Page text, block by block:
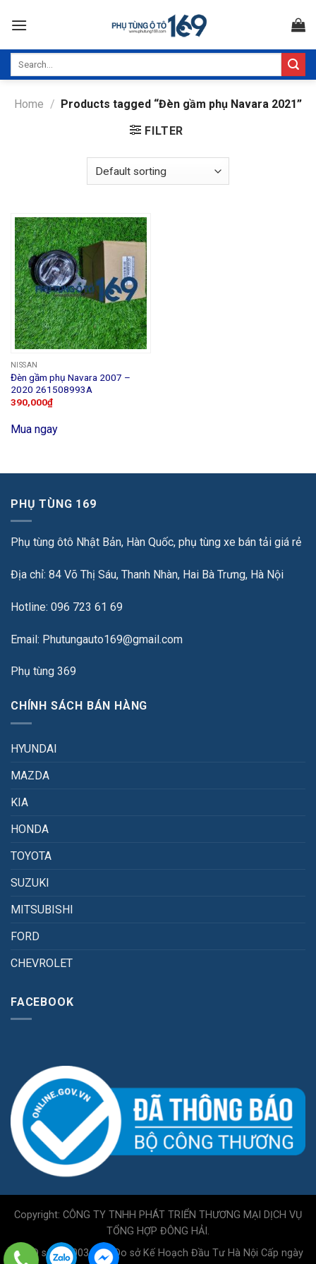
Home / Products tagged “Đèn gầm phụ Navara 2021”
FILTER
NISSAN
Đèn gầm phụ Navara 2007 –
2020 261508993A
390,000₫
Mua ngay
PHỤ TÙNG 169
Phụ tùng ôtô Nhật Bản, Hàn Quốc, phụ tùng xe bán tải giá rẻ
Địa chỉ: 84 Võ Thị Sáu, Thanh Nhàn, Hai Bà Trưng, Hà Nội
Hotline: 096 723 61 69
Email: Phutungauto169@gmail.com
Phụ tùng 369
CHÍNH SÁCH BÁN HÀNG
HYUNDAI
MAZDA
KIA
HONDA
TOYOTA
SUZUKI
MITSUBISHI
FORD
CHEVROLET
FACEBOOK
Copyright: CÔNG TY TNHH PHÁT TRIỂN THƯƠNG MẠI DỊCH VỤ
TỔNG HỢP ĐÔNG HẢI.
GPKD số 0110034717 Do sở Kế Hoạch Đầu Tư Hà Nội Cấp ngày